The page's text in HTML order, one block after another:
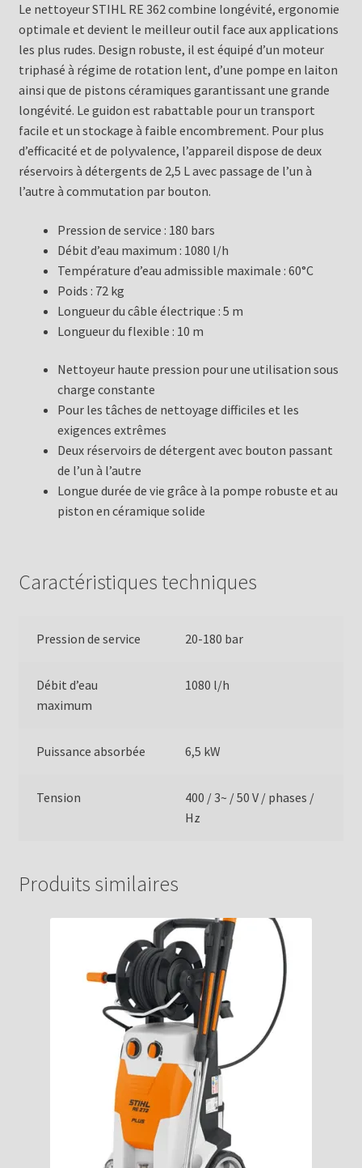
Le nettoyeur STIHL RE 362 combine longévité, ergonomie
optimale et devient le meilleur outil face aux applications
les plus rudes. Design robuste, il est équipé d’un moteur
triphasé à régime de rotation lent, d’une pompe en laiton
ainsi que de pistons céramiques garantissant une grande
longévité. Le guidon est rabattable pour un transport
facile et un stockage à faible encombrement. Pour plus
d’efficacité et de polyvalence, l’appareil dispose de deux
réservoirs à détergents de 2,5 L avec passage de l’un à
l’autre à commutation par bouton.
Pression de service : 180 bars
Débit d’eau maximum : 1080 l/h
Température d’eau admissible maximale : 60°C
Poids : 72 kg
Longueur du câble électrique : 5 m
Longueur du flexible : 10 m
Nettoyeur haute pression pour une utilisation sous
charge constante
Pour les tâches de nettoyage difficiles et les
exigences extrêmes
Deux réservoirs de détergent avec bouton passant
de l’un à l’autre
Longue durée de vie grâce à la pompe robuste et au
piston en céramique solide
Caractéristiques techniques
Pression de service 20-180 bar
Débit d’eau
maximum
1080 l/h
Puissance absorbée 6,5 kW
Tension
400 / 3~ / 50 V / phases /
Hz
Produits similaires